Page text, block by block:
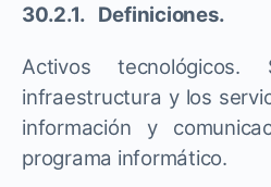
30.2.1. Definiciones.
Activos
infraestructura y los
información y
programa informático.